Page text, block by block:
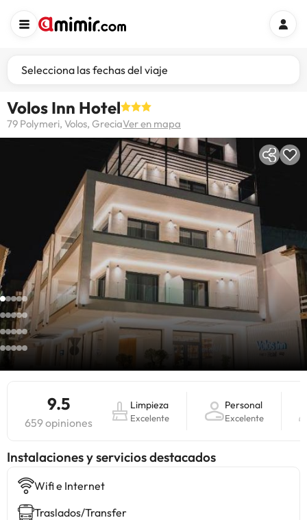
Selecciona las fechas del viaje
Volos Inn Hotel
79 Polymeri, Volos, GreciaVer en mapa
9.5
659 opiniones
Limpieza
Excelente
Personal
Excelente
Instalaciones y servicios destacados
Wifi e Internet
Traslados/Transfer